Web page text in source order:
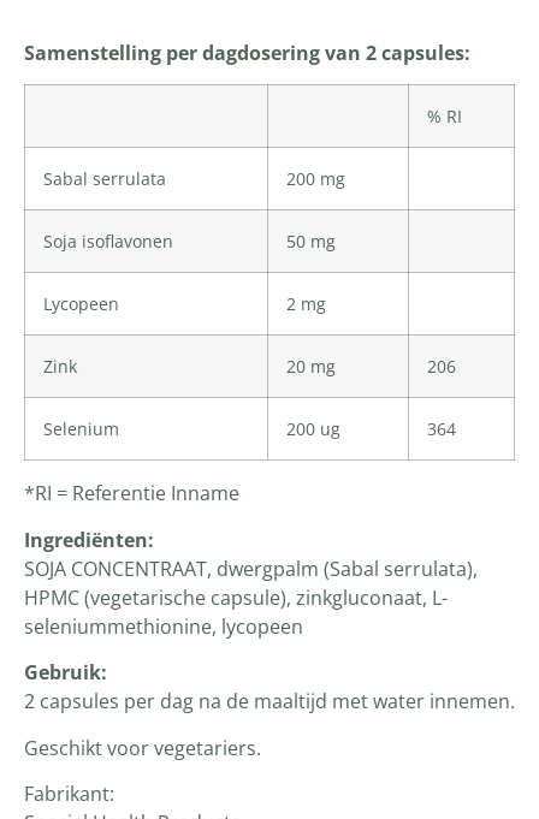
Samenstelling per dagdosering van 2 capsules:
% RI
Sabal serrulata 200 mg
Soja isoflavonen 50 mg
Lycopeen 2 mg
Zink 20 mg 206
Selenium 200 ug 364
*RI = Referentie Inname
Ingrediënten:
SOJA CONCENTRAAT, dwergpalm (Sabal serrulata),
HPMC (vegetarische capsule), zinkgluconaat, L-
seleniummethionine, lycopeen
Gebruik:
2 capsules per dag na de maaltijd met water innemen.
Geschikt voor vegetariers.
Fabrikant: